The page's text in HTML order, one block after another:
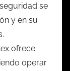
se
y en su
ofrece
operar